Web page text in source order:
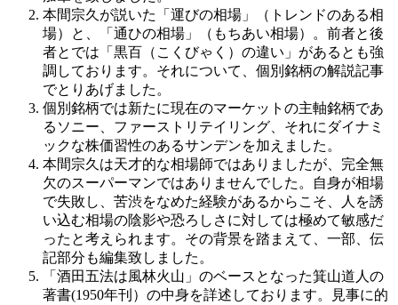
本間宗久が説いた「運びの相場」（トレンドのある相
場）と、「通ひの相場」（もちあい相場）。前者と後
者とでは「黒百（こくびゃく）の違い」があるとも強
調しております。それについて、個別銘柄の解説記事
でとりあげました。
個別銘柄では新たに現在のマーケットの主軸銘柄であ
るソニー、ファーストリテイリング、それにダイナミ
ックな株価習性のあるサンデンを加えました。
本間宗久は天才的な相場師ではありましたが、完全無
欠のスーパーマンではありませんでした。自身が相場
で失敗し、苦渋をなめた経験があるからこそ、人を誘
い込む相場の陰影や恐ろしさに対しては極めて敏感だ
ったと考えられます。その背景を踏まえて、一部、伝
記部分も編集致しました。
「酒田五法は風林火山」のベースとなった箕山道人の
著書(1950年刊）の中身を詳述しております。見事に的